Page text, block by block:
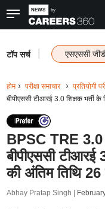
टॉप सर्च एसएससी
होम परीक्षा समाचार प्रतियोगी
बीपीएससी टीआरई 3.0 शिक्षक भर्ती
BPSC TRE
बीपीएससी टीआरई
की अंतिम तिथि
Abhay Pratap Singh |